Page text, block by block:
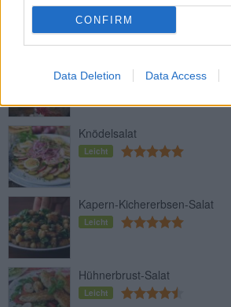
CONFIRM
Data Deletion Data Access
Leicht
Leicht
Knödelsalat
Leicht
Kapern-Kichererbsen-Salat
Leicht
Hühnerbrust-Salat
Leicht